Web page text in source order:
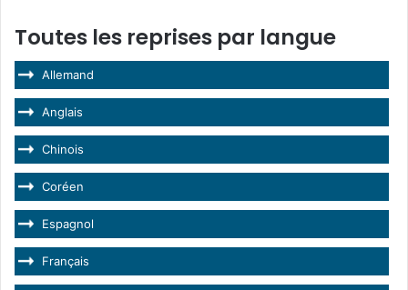
Toutes les reprises par langue
Allemand
Anglais
Chinois
Coréen
Espagnol
Français